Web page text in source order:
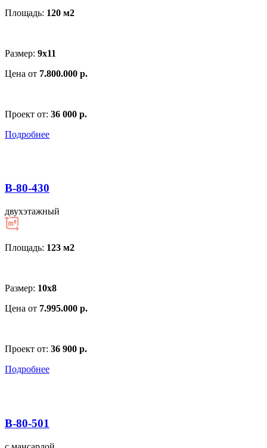
Площадь: 120 м2
Размер: 9х11
Цена от 7.800.000 р.
Проект от: 36 000 р.
Подробнее
В-80-430
двухэтажный
Площадь: 123 м2
Размер: 10х8
Цена от 7.995.000 р.
Проект от: 36 900 р.
Подробнее
В-80-501